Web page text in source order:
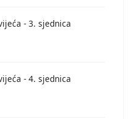
- 3. sjednica
- 4. sjednica